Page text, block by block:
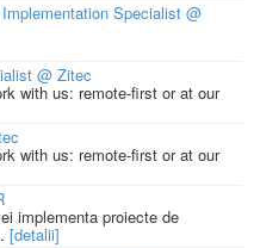
Specialist @
@ Zitec
with us: remote-first or at our
with us: remote-first or at our
implementa proiecte de
[detalii]